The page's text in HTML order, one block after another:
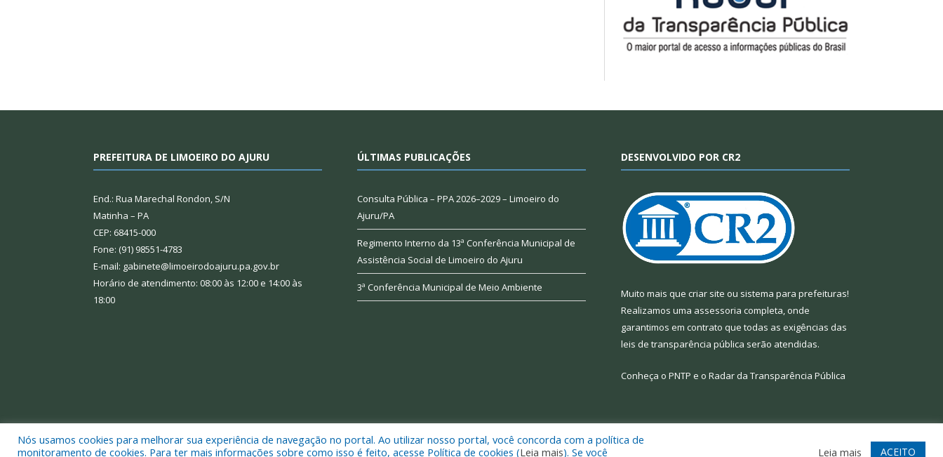
PREFEITURA DE LIMOEIRO DO AJURU
End.: Rua Marechal Rondon, S/N
Matinha – PA
CEP: 68415-000
Fone: (91) 98551-4783
E-mail: gabinete@limoeirodoajuru.pa.gov.br
Horário de atendimento: 08:00 às 12:00 e 14:00 às
18:00
ÚLTIMAS PUBLICAÇÕES
Consulta Pública – PPA 2026–2029 – Limoeiro do
Ajuru/PA
Regimento Interno da 13ª Conferência Municipal de
Assistência Social de Limoeiro do Ajuru
3ª Conferência Municipal de Meio Ambiente
DESENVOLVIDO POR CR2
Muito mais que criar site ou sistema para prefeituras!
Realizamos uma assessoria completa, onde
garantimos em contrato que todas as exigências das
leis de transparência pública serão atendidas.
Conheça o PNTP e o Radar da Transparência Pública
Todos os direitos reservados a Prefeitura Municipal de Limoeiro do Ajuru. Mapa do Site Acessar Webmail
Nós usamos cookies para melhorar sua experiência de navegação no portal. Ao utilizar nosso portal, você concorda com a política de
monitoramento de cookies. Para ter mais informações sobre como isso é feito, acesse Política de cookies (Leia mais). Se você Leia mais ACEITO